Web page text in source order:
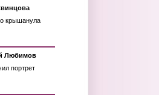
крышанула
Любимов
портрет